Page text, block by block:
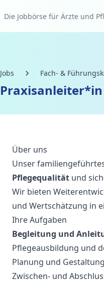
Die Jobbörse für Ärzte und
Jobs Fach- &
Über uns
Unser
Pflegequalität und
Wir bieten
und Wertschätzung in
Ihre Aufgaben
Begleitung und
Pflegeausbildung und
Planung und
Zwischen- und